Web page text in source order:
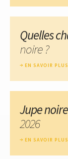
Quelles
noire ?
EN SAVOIR PLUS
Jupe noire
2026
EN SAVOIR PLUS